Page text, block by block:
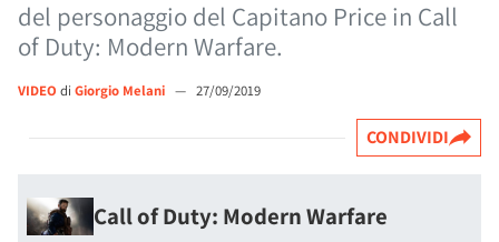
del personaggio del Capitano Price in Call
of Duty: Modern Warfare.
VIDEO di Giorgio Melani — 27/09/2019
CONDIVIDI
Call of Duty: Modern Warfare